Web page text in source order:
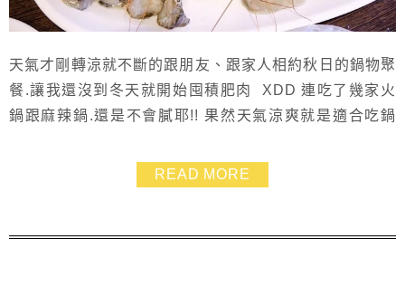
天氣才剛轉涼就不斷的跟朋友、跟家人相約秋日的鍋物聚
餐.讓我還沒到冬天就開始囤積肥肉 XDD 連吃了幾家火
鍋跟麻辣鍋.還是不會膩耶!! 果然天氣涼爽就是適合吃鍋
食材豐富.青菜及其它的甜點都相當多樣化.很適合一家大
小聚餐 照片上的深海胭脂蝦是店裡招牌.每次一出來就被
READ MORE